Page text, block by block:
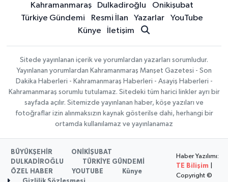
Kahramanmaraş Dulkadiroğlu
Onikişubat
Türkiye Gündemi
Resmi İlan Yazarlar
YouTube
Künye
İletişim
Sitede yayınlanan içerik ve yorumlardan yazarları sorumludur.
Yayınlanan yorumlardan Kahramanmaraş Manşet Gazetesi - Son
Dakika Haberleri - Kahramanmaraş Haberleri - Asayiş Haberleri -
Kahramanmaraş sorumlu tutulamaz. Sitedeki tüm harici linkler ayrı bir
sayfada açılır. Sitemizde yayınlanan haber, köşe yazıları ve
fotoğraflar izin alınmaksızın kaynak gösterilse dahi, herhangi bir
ortamda kullanılamaz ve yayınlanamaz
BÜYÜKŞEHİR
ONİKİŞUBAT
DULKADİROĞLU
TÜRKİYE GÜNDEMİ
ÖZEL HABER
YOUTUBE
Künye
Haber Yazılımı:
TE Bilişim
Copyright ©